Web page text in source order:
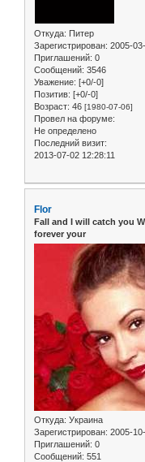
Откуда: Питер
Зарегистрирован: 2005-
Приглашений: 0
Сообщений: 3546
Уважение: [+0/-0]
Позитив: [+0/-0]
Возраст: 46 [1980-07-06]
Провел на форуме:
Не определено
Последний визит:
2013-07-02 12:28:11
Flor
Fall and I will catch you
forever your
Откуда: Украина
Зарегистрирован: 2005-
Приглашений: 0
Сообщений: 551